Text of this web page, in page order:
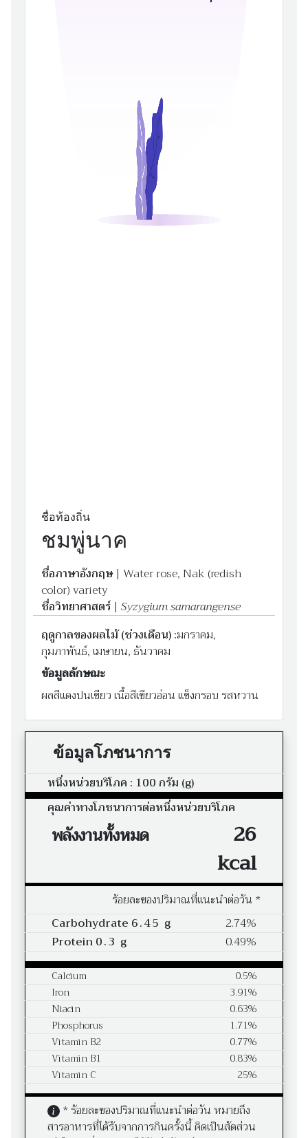
ชื่อท้องถิ่น
ชมพู่นาค
ชื่อภาษาอังกฤษ| Water rose, Nak (redish
color) variety
ชื่อวิทยาศาสตร์| Syzygium samarangense
ฤดูกาลของผลไม้ (ช่วงเดือน) :มกราคม,
กุมภาพันธ์, เมษายน, ธันวาคม
ข้อมูลลักษณะ
ผลสีแดงปนเขียว เนื้อสีเขียวอ่อน แข็งกรอบ รสหวาน
ข้อมูลโภชนาการ
หนึ่งหน่วยบริโภค : 100 กรัม (g)
คุณค่าทางโภชนาการต่อหนึ่งหน่วยบริโภค
พลังงานทั้งหมด
26
kcal
ร้อยละของปริมาณที่แนะนำต่อวัน *
Carbohydrate 6.45 g
2.74%
Protein0.3 g 0.49%
Calcium
0.5%
Iron
3.91%
Niacin
0.63%
Phosphorus
1.71%
Vitamin B2
0.77%
Vitamin B1
0.83%
Vitamin C
25%
* ร้อยละของปริมาณที่แนะนำต่อวัน หมายถึง
สารอาหารที่ได้รับจากการกินครั้งนี้ คิดเป็นสัดส่วน